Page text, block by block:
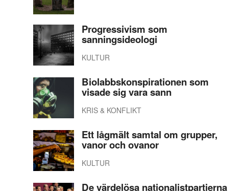
Progressivism som
sanningsideologi
KULTUR
Biolabbskonspirationen som
visade sig vara sann
KRIS & KONFLIKT
Ett lågmält samtal om grupper,
vanor och ovanor
KULTUR
De värdelösa nationalistpartierna